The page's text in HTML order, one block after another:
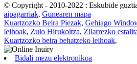
© Copyright - 2010-2022 : Eskubide
aipagarriak, Gunearen mapa
Kuartzozko Beira Piezak, Gehiago
leihoak, Zulo Hirukoitza, Zilarrezko
Kuartzozko beira behatzeko leihoak,
Bidali mezu elektronikoa